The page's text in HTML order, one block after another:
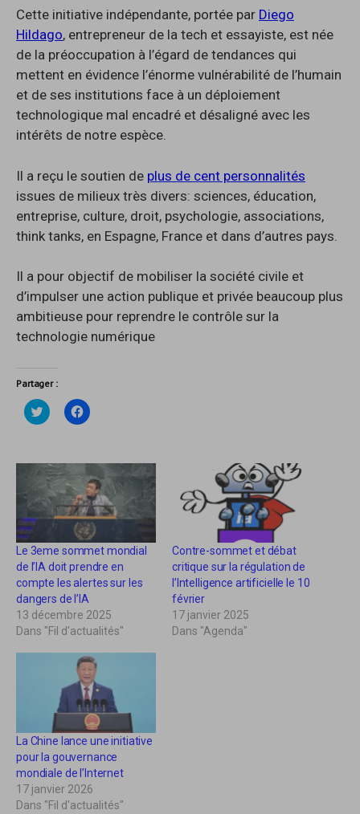
Cette initiative indépendante, portée par Diego
Hildago, entrepreneur de la tech et essayiste, est née
de la préoccupation à l’égard de tendances qui
mettent en évidence l’énorme vulnérabilité de l’humain
et de ses institutions face à un déploiement
technologique mal encadré et désaligné avec les
intérêts de notre espèce.
Il a reçu le soutien de plus de cent personnalités
issues de milieux très divers: sciences, éducation,
entreprise, culture, droit, psychologie, associations,
think tanks, en Espagne, France et dans d’autres pays.
Il a pour objectif de mobiliser la société civile et
d’impulser une action publique et privée beaucoup plus
ambitieuse pour reprendre le contrôle sur la
technologie numérique
Partager :
C
l
e
z
p
o
u
r
r
t
a
g
e
r
s
u
r
T
w
u
v
r
e
d
a
n
s
C
l
e
p
o
u
r
p
a
r
t
a
e
r
s
u
r
F
a
c
e
b
o
o
k
(
o
u
v
r
e
d
a
n
Le 3eme sommet mondial
de l’IA doit prendre en
compte les alertes sur les
dangers de l’IA
13 décembre 2025
Dans "Fil d'actualités"
Contre-sommet et débat
critique sur la régulation de
l’Intelligence artificielle le 10
février
17 janvier 2025
Dans "Agenda"
La Chine lance une initiative
pour la gouvernance
mondiale de l’Internet
17 janvier 2026
Dans "Fil d'actualités"